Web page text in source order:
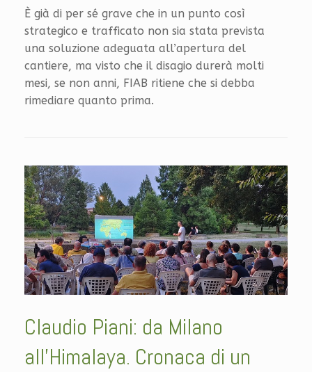
È già di per sé grave che in un punto così
strategico e trafficato non sia stata prevista
una soluzione adeguata all’apertura del
cantiere, ma visto che il disagio durerà molti
mesi, se non anni, FIAB ritiene che si debba
rimediare quanto prima.
Claudio Piani: da Milano
all’Himalaya. Cronaca di un